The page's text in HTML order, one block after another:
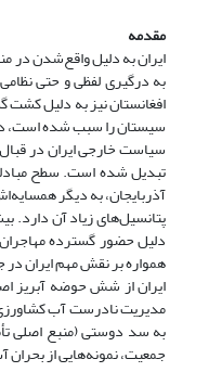
مقدمه
ایران به دلیل واقع‌شدن در
به درگیری لفظی و حتی
افغانستان نیز به دلیل
سیستان را سبب شده است،
سیاست خارجی ایران در
تبدیل شده است. سطح
آذربایجان، به دیگر
پتانسیل‌های زیاد آن دارد.
دلیل حضور گسترده
همواره بر نقش مهم ایران
ایران از شش حوضه آبریز
مدیریت نادرست آب
به سد دوستی (منبع اصلی
جمعیت، نمونه‌هایی از